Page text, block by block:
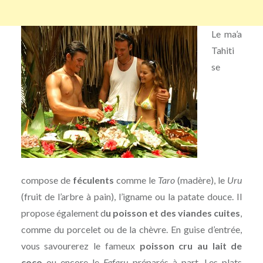
Le ma’a
Tahiti
se
compose de féculents comme le Taro (madère), le Uru
(fruit de l’arbre à pain), l’igname ou la patate douce. Il
propose également du poisson et des viandes cuites,
comme du porcelet ou de la chèvre. En guise d’entrée,
vous savourerez le fameux poisson cru au lait de